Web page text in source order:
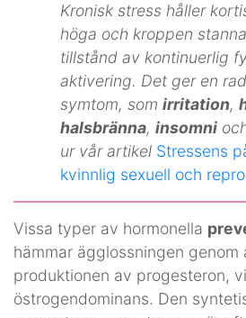
Kronisk stress håller
höga och kroppen
tillstånd av kontinuerlig
aktivering. Det ger en
symtom, somirritation,
halsbränna,insomni
ur vår artikel Stressens
kvinnlig sexuell och
Vissa typer av hormonella
hämmar ägglossningen genom
produktionen av progesteron,
östrogendominans. Den